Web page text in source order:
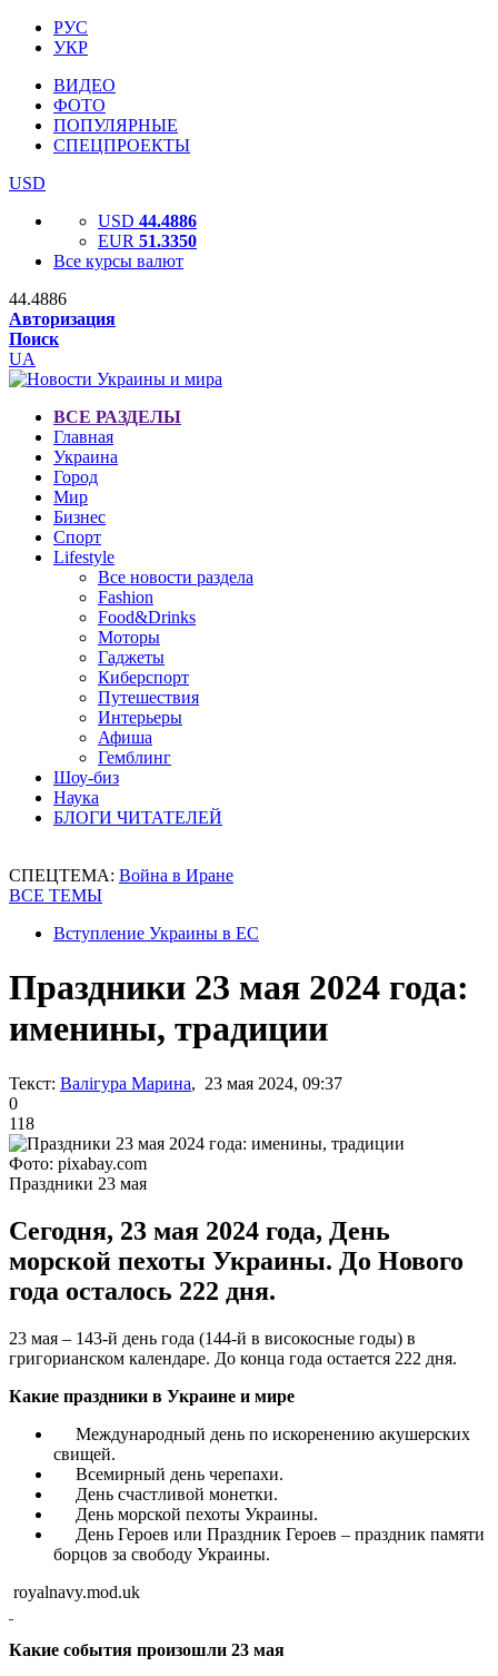
РУС
УКР
ВИДЕО
ФОТО
ПОПУЛЯРНЫЕ
СПЕЦПРОЕКТЫ
USD
USD 44.4886
EUR 51.3350
Все курсы валют
44.4886
Авторизация
Поиск
UA
ВСЕ РАЗДЕЛЫ
Главная
Украина
Город
Мир
Бизнес
Спорт
Lifestyle
Все новости раздела
Fashion
Food&Drinks
Моторы
Гаджеты
Киберспорт
Путешествия
Интерьеры
Афиша
Гемблинг
Шоу-биз
Наука
БЛОГИ ЧИТАТЕЛЕЙ
СПЕЦТЕМА: Война в Иране
ВСЕ ТЕМЫ
Вступление Украины в ЕС
Праздники 23 мая 2024 года:
именины, традиции
Текст: Валігура Марина, 23 мая 2024, 09:37
0
118
Фото: pixabay.com
Праздники 23 мая
Сегодня, 23 мая 2024 года, День
морской пехоты Украины. До Нового
года осталось 222 дня.
23 мая – 143-й день года (144-й в високосные годы) в
григорианском календаре. До конца года остается 222 дня.
Какие праздники в Украине и мире
Международный день по искоренению акушерских
свищей.
Всемирный день черепахи.
День счастливой монетки.
День морской пехоты Украины.
День Героев или Праздник Героев – праздник памяти
борцов за свободу Украины.
royalnavy.mod.uk
Какие события произошли 23 мая